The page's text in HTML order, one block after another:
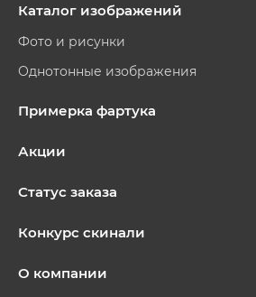
Каталог изображений
Фото и рисунки
Однотонные изображения
Примерка фартука
Акции
Статус заказа
Конкурс скинали
О компании